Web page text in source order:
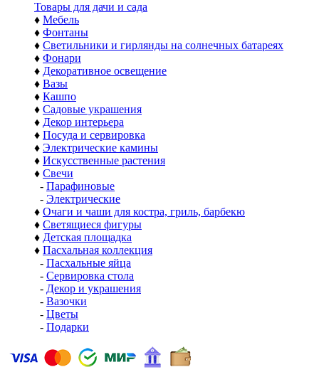
Товары для дачи и сада
♦ Мебель
♦ Фонтаны
♦ Светильники и гирлянды на солнечных батареях
♦ Фонари
♦ Декоративное освещение
♦ Вазы
♦ Кашпо
♦ Садовые украшения
♦ Декор интерьера
♦ Посуда и сервировка
♦ Электрические камины
♦ Искусственные растения
♦ Свечи
- Парафиновые
- Электрические
♦ Очаги и чаши для костра, гриль, барбекю
♦ Светящиеся фигуры
♦ Детская площадка
♦ Пасхальная коллекция
- Пасхальные яйца
- Сервировка стола
- Декор и украшения
- Вазочки
- Цветы
- Подарки